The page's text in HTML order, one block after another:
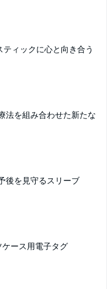
ティックに心と向き合う
法を組み合わせた新たな
後を見守るスリーブ
ケース用電子タグ